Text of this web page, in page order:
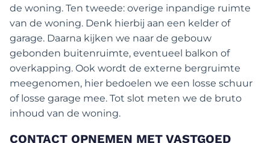
de woning. Ten tweede: overige inpandige ruimte
van de woning. Denk hierbij aan een kelder of
garage. Daarna kijken we naar de gebouw
gebonden buitenruimte, eventueel balkon of
overkapping. Ook wordt de externe bergruimte
meegenomen, hier bedoelen we een losse schuur
of losse garage mee. Tot slot meten we de bruto
inhoud van de woning.
CONTACT OPNEMEN MET VASTGOED